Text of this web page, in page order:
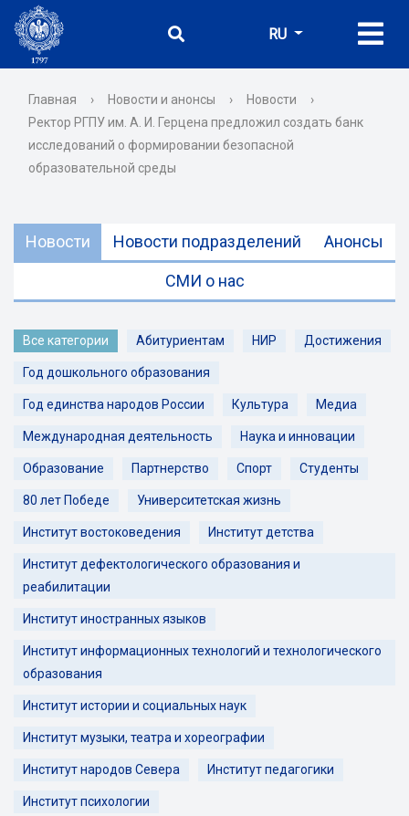
RU
Главная › Новости и анонсы › Новости
›
Ректор РГПУ им. А. И. Герцена предложил создать банк
исследований о формировании безопасной
образовательной среды
Новости Новости подразделений Анонсы
СМИ о нас
Все категории Абитуриентам НИР Достижения
Год дошкольного образования
Год единства народов России Культура Медиа
Международная деятельность Наука и инновации
Образование Партнерство Спорт Студенты
80 лет Победе Университетская жизнь
Институт востоковедения Институт детства
Институт дефектологического образования и
реабилитации
Институт иностранных языков
Институт информационных технологий и технологического
образования
Институт истории и социальных наук
Институт музыки, театра и хореографии
Институт народов Севера Институт педагогики
Институт психологии